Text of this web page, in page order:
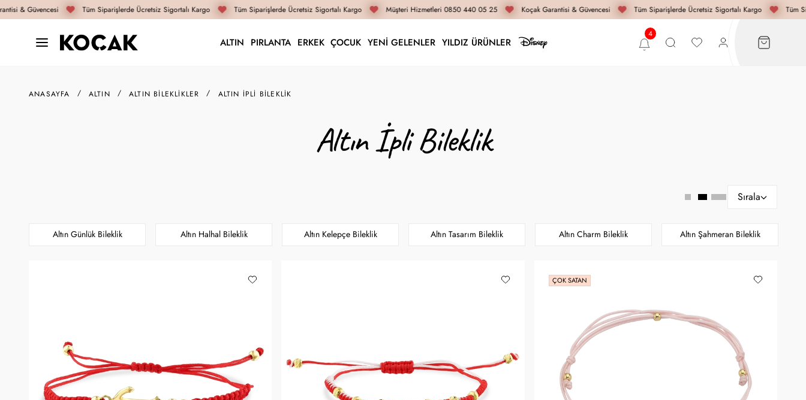
& Güvencesi Tüm Siparişlerde Ücretsiz Sigortalı Kargo Tüm Siparişlerde Ücretsiz Sigortalı Kargo Müşteri Hizmetleri 0850 440 05 25 Koçak Garantisi & Güvencesi Tüm Siparişlerde Ücretsiz Sigortalı Kargo Tüm
ALTIN PIRLANTA ERKEK ÇOCUK YENİ GELENLER YILDIZ ÜRÜNLER
ANASAYFA ALTIN ALTIN BILEKLIKLER ALTIN İPLI BILEKLIK
Altın İpli Bileklik
Sırala
Altın Günlük Bileklik Altın Halhal Bileklik Altın Kelepçe Bileklik Altın Tasarım Bileklik Altın Charm Bileklik Altın Şahmeran Bileklik
ÇOK SATAN